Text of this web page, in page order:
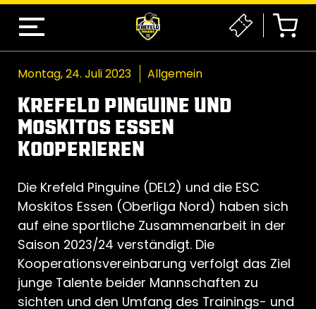
Montag, 24. Juli 2023 Allgemein
KREFELD PINGUINE UND
MOSKITOS ESSEN
KOOPERIEREN
Die Krefeld Pinguine (DEL2) und die ESC
Moskitos Essen (Oberliga Nord) haben sich
auf eine sportliche Zusammenarbeit in der
Saison 2023/24 verständigt. Die
Kooperationsvereinbarung verfolgt das Ziel
junge Talente beider Mannschaften zu
sichten und den Umfang des Trainings- und